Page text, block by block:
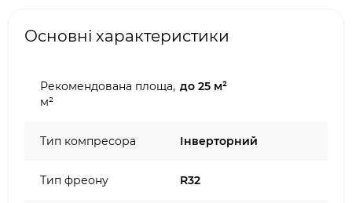
Основні характеристики
Рекомендована площа,
м²
до 25 м²
Тип компресора Інверторний
Тип фреону R32